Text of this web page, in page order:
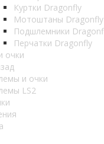
Куртки Dragonfly
Мотоштаны Dragonfly
Подшлемники
Перчатки Dragonfly
очки
и очки
LS2